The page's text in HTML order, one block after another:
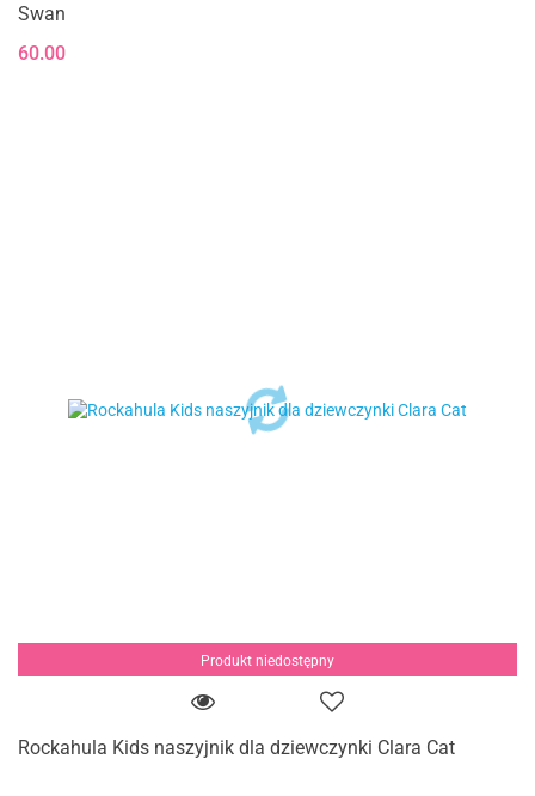
Swan
60.00
Produkt niedostępny
Rockahula Kids naszyjnik dla dziewczynki Clara Cat